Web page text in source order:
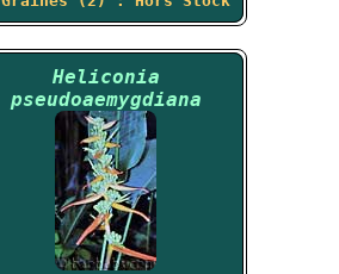
Heliconia
pseudoaemygdiana